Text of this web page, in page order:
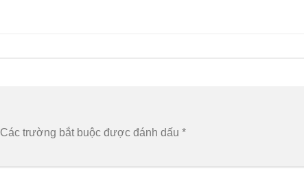
Các trường bắt buộc được đánh dấu *